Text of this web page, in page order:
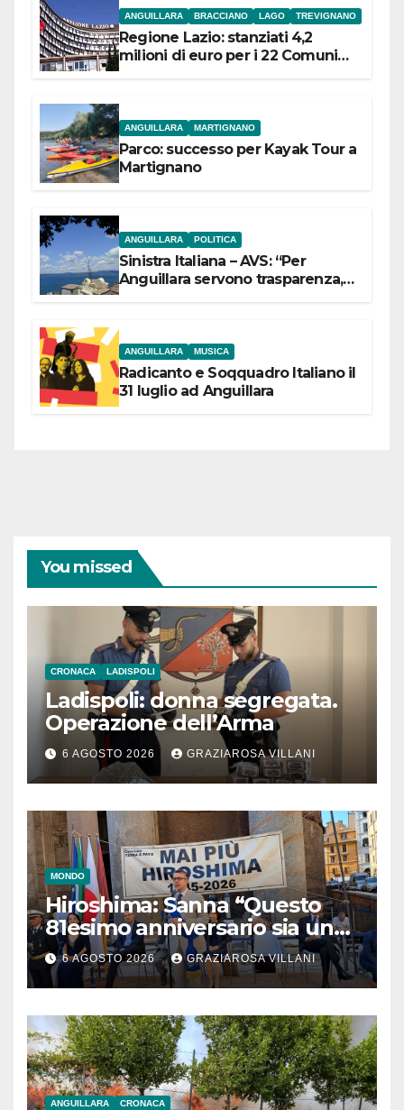
ANGUILLARA BRACCIANO LAGO TREVIGNANO
Regione Lazio: stanziati 4,2
milioni di euro per i 22 Comuni
ANGUILLARA MARTIGNANO
Parco: successo per Kayak Tour a
Martignano
ANGUILLARA POLITICA
Sinistra Italiana – AVS: “Per
Anguillara servono trasparenza,
ANGUILLARA MUSICA
Radicanto e Soqquadro Italiano il
31 luglio ad Anguillara
You missed
CRONACA LADISPOLI
Ladispoli: donna segregata.
Operazione dell’Arma
6 AGOSTO 2026 GRAZIAROSA VILLANI
MONDO
Hiroshima: Sanna “Questo
81esimo anniversario sia un
monito per tutti”
6 AGOSTO 2026 GRAZIAROSA VILLANI
ANGUILLARA CRONACA